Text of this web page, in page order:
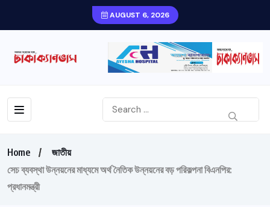
AUGUST 6, 2026
Home
জাতীয়
সেচ ব্যবস্থা উন্নয়নের মাধ্যমে অর্থ নৈতিক উন্নয়নের বড় পরিকল্পনা বিএনপির:
প্রধানমন্ত্রী